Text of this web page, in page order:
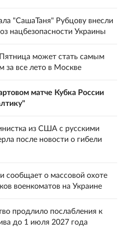
"СашаТаня" Рубцову внесли
нацбезопасности Украины
может стать самым
за все лето в Москве
матче Кубка России
из США с русскими
после новости о гибели
сообщает о массовой охоте
военкоматов на Украине
продлило послабления к
до 1 июля 2027 года